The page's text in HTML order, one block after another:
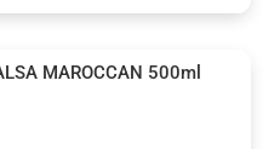
MAROCCAN 500ml